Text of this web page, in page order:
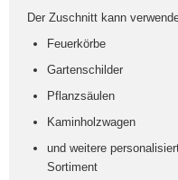
Der Zuschnitt kann
Feuerkörbe
Gartenschilder
Pflanzsäulen
Kaminholzwagen
und weitere
Sortiment